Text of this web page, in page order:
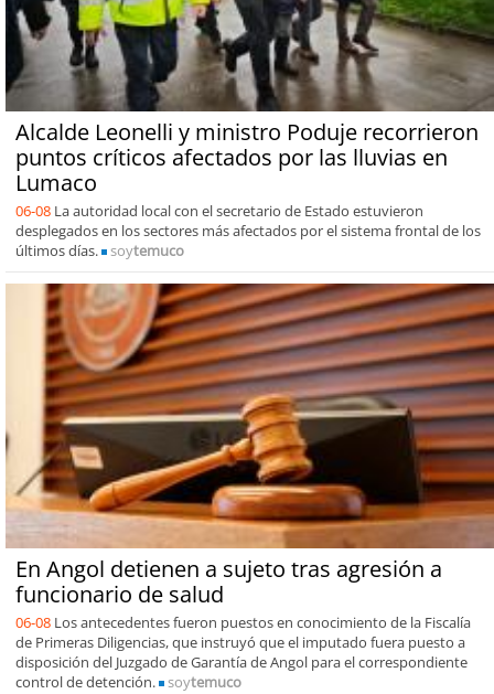
Alcalde Leonelli y ministro Poduje recorrieron
puntos críticos afectados por las lluvias en
Lumaco
06-08 La autoridad local con el secretario de Estado estuvieron
desplegados en los sectores más afectados por el sistema frontal de los
últimos días.
soytemuco
En Angol detienen a sujeto tras agresión a
funcionario de salud
06-08 Los antecedentes fueron puestos en conocimiento de la Fiscalía
de Primeras Diligencias, que instruyó que el imputado fuera puesto a
disposición del Juzgado de Garantía de Angol para el correspondiente
control de detención.
soytemuco